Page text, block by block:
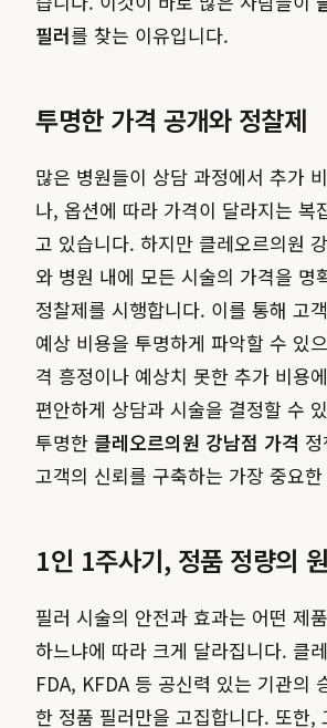
필러를 찾는 이유입니다.
투명한 가격 공개와 정찰제
많은 병원들이 상담 과정에서 추가
나, 옵션에 따라 가격이 달라지는 복
고 있습니다. 하지만 클레오르의원
와 병원 내에 모든 시술의 가격을 명
정찰제를 시행합니다. 이를 통해 고
예상 비용을 투명하게 파악할 수 있
격 흥정이나 예상치 못한 추가 비용
편안하게 상담과 시술을 결정할 수
투명한 클레오르의원 강남점 가격
고객의 신뢰를 구축하는 가장 중요
1인 1주사기, 정품 정량의
필러 시술의 안전과 효과는 어떤 제
하느냐에 따라 크게 달라집니다. 클
FDA, KFDA 등 공신력 있는 기관의
한 정품 필러만을 고집합니다. 또한,